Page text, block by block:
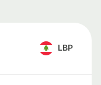
LBP